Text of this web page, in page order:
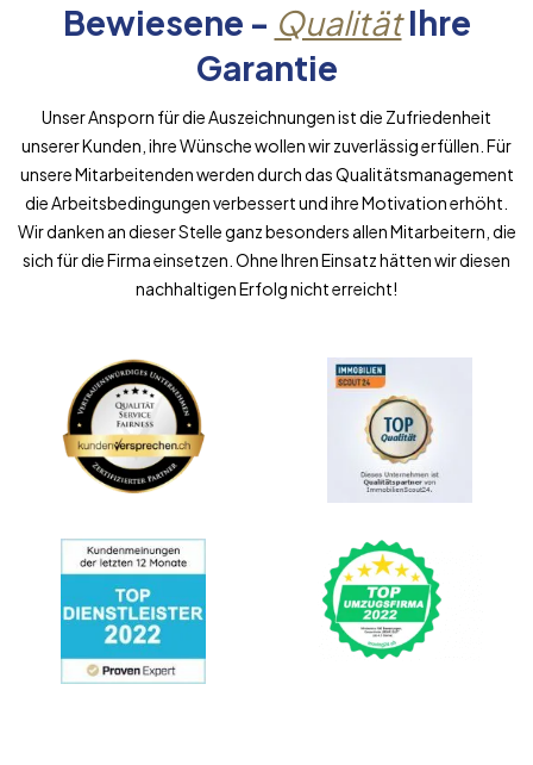
Bewiesene - QualitätIhre
Garantie
Unser Ansporn für die Auszeichnungen ist die Zufriedenheit
unserer Kunden, ihre Wünsche wollen wir zuverlässig erfüllen. Für
unsere Mitarbeitenden werden durch das Qualitätsmanagement
die Arbeitsbedingungen verbessert und ihre Motivation erhöht.
Wir danken an dieser Stelle ganz besonders allen Mitarbeitern, die
sich für die Firma einsetzen. Ohne Ihren Einsatz hätten wir diesen
nachhaltigen Erfolg nicht erreicht!